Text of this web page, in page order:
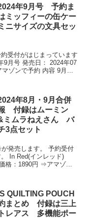
年9月号 予約ま
ミッフィーの缶ケー
ニサイズの文具セッ
受付がはじまっています
月号 発売日： 2024年07
ゾンで予約 内容 9月号
年8月・9月合併
付録はムーミン
ミムラねえさん バ
3点セット
発売します。 予約受付
In Red(インレッド)
格：1890円 ⇒アマゾン
QUILTING POUCH
まとめ 付録は三上
レアス 多機能ポー